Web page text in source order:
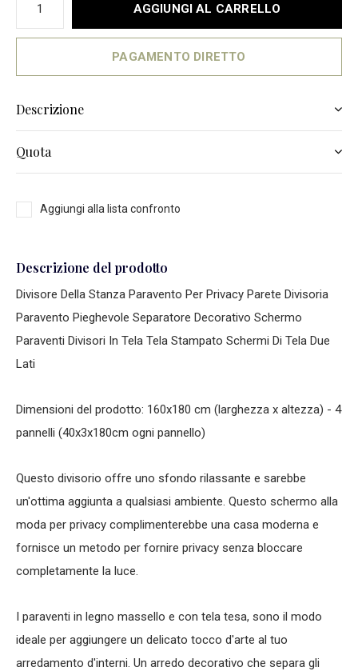
AGGIUNGI AL CARRELLO
PAGAMENTO DIRETTO
Descrizione
Quota
Aggiungi alla lista confronto
Descrizione del prodotto
Divisore Della Stanza Paravento Per Privacy Parete Divisoria
Paravento Pieghevole Separatore Decorativo Schermo
Paraventi Divisori In Tela Tela Stampato Schermi Di Tela Due
Lati
Dimensioni del prodotto: 160x180 cm (larghezza x altezza) - 4
pannelli (40x3x180cm ogni pannello)
Questo divisorio offre uno sfondo rilassante e sarebbe
un'ottima aggiunta a qualsiasi ambiente. Questo schermo alla
moda per privacy complimenterebbe una casa moderna e
fornisce un metodo per fornire privacy senza bloccare
completamente la luce.
I paraventi in legno massello e con tela tesa, sono il modo
ideale per aggiungere un delicato tocco d'arte al tuo
arredamento d'interni. Un arredo decorativo che separa gli